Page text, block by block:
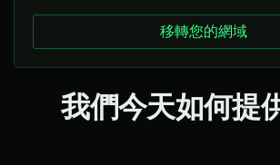
移轉您的網域
我們今天如何提